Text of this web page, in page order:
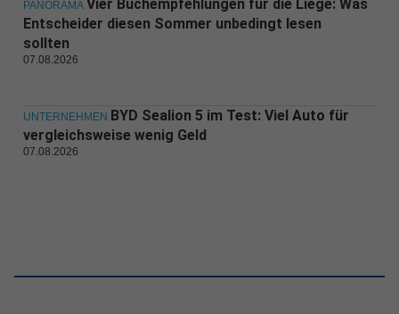
PANORAMA Vier Buchempfehlungen für die Liege: Was
Entscheider diesen Sommer unbedingt lesen
sollten
07.08.2026
UNTERNEHMEN BYD Sealion 5 im Test: Viel Auto für
vergleichsweise wenig Geld
07.08.2026